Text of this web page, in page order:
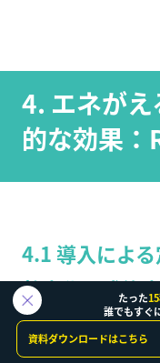
4. エネが
的な効果：
4.1 導入によ
効率化・成約
たった
誰でもすぐ
資料ダウンロードはこちら